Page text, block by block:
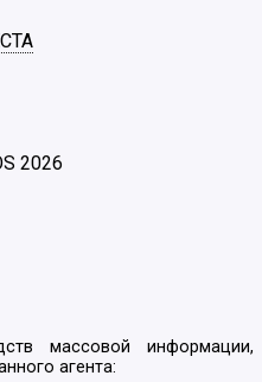
2026
массовой информации,
агента: